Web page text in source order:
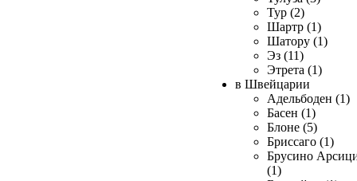
Тур (2)
Шартр (1)
Шатору (1)
Эз (11)
Этрета (1)
в Швейцарии
Адельбоден (1)
Басен (1)
Блоне (5)
Бриссаго (1)
Брусино
(1)